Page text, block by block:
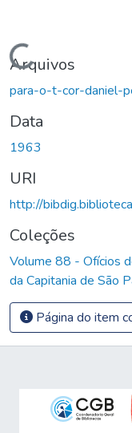
Carregando...
Arquivos
para-o-t-cor-daniel-
Data
1963
URI
http://
Coleções
Volume 88 - Ofícios
da Capitania de São
Página do item